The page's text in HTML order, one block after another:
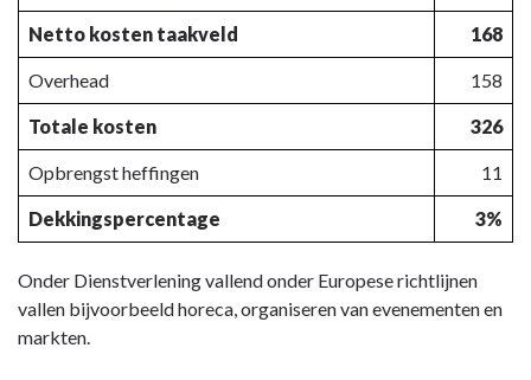
Netto kosten taakveld 168
Overhead 158
Totale kosten 326
Opbrengst heffingen 11
Dekkingspercentage 3%
Onder Dienstverlening vallend onder Europese richtlijnen
vallen bijvoorbeeld horeca, organiseren van evenementen en
markten.